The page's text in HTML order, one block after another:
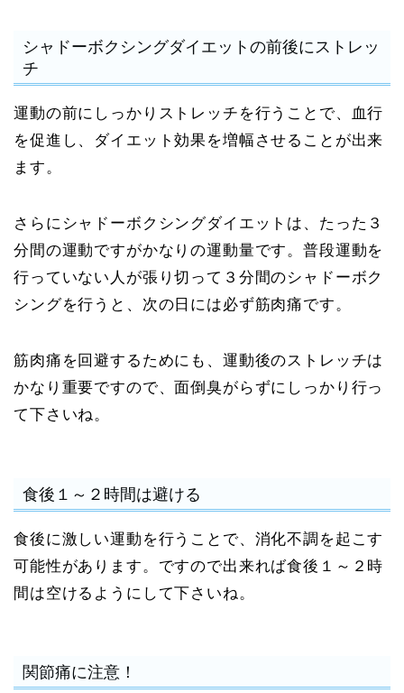
シャドーボクシングダイエットの前後にストレッ
チ
運動の前にしっかりストレッチを行うことで、血行
を促進し、ダイエット効果を増幅させることが出来
ます。
さらにシャドーボクシングダイエットは、たった３
分間の運動ですがかなりの運動量です。普段運動を
行っていない人が張り切って３分間のシャドーボク
シングを行うと、次の日には必ず筋肉痛です。
筋肉痛を回避するためにも、運動後のストレッチは
かなり重要ですので、面倒臭がらずにしっかり行っ
て下さいね。
食後１～２時間は避ける
食後に激しい運動を行うことで、消化不調を起こす
可能性があります。ですので出来れば食後１～２時
間は空けるようにして下さいね。
関節痛に注意！